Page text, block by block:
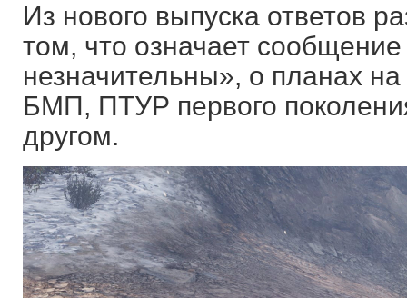
Из нового выпуска ответов
том, что означает
незначительны», о планах
БМП, ПТУР первого
другом.